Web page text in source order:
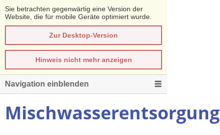
Sie betrachten gegenwärtig eine Version der
Website, die für mobile Geräte optimiert wurde.
Zur Desktop-Version
Hinweis nicht mehr anzeigen
Navigation einblenden
Mischwasserentsorgung